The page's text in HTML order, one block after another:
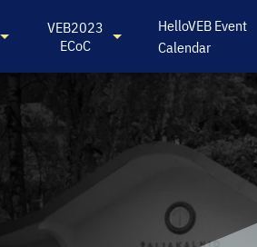
VEB2023
ECoC
HelloVEB Event
Calendar